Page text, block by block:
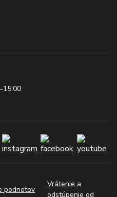
podnetov
Vrátenie a
odstúpenie od